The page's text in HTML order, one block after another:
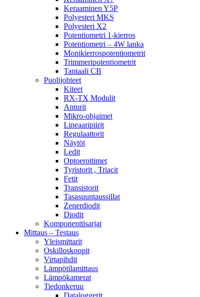
Keraaminen Y5P
Polyesteri MKS
Polyesteri X2
Potentiometri 1-kierros
Potentiometri – 4W lanka
Monikierrospotentiometrit
Trimmeripotentiometrit
Tantaali CB
Puolijohteet
Kiteet
RX-TX Modulit
Anturit
Mikro-ohjaimet
Lineaaripiirit
Regulaattorit
Näytöt
Ledit
Optoerottimet
Tyristorit , Triacit
Fetit
Transistorit
Tasasuuntaussillat
Zenerdiodit
Diodit
Komponenttisarjat
Mittaus – Testaus
Yleismittarit
Oskilloskoopit
Virtapihdit
Lämpötilamittaus
Lämpökamerat
Tiedonkeruu
Dataloggerit